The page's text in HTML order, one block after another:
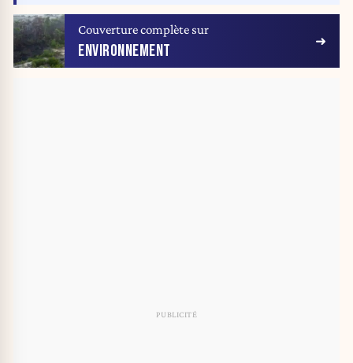
Couverture complète sur
ENVIRONNEMENT